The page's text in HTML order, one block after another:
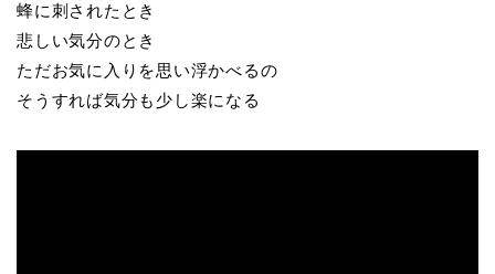
蜂に刺されたとき
悲しい気分のとき
ただお気に入りを思い浮かべるの
そうすれば気分も少し楽になる